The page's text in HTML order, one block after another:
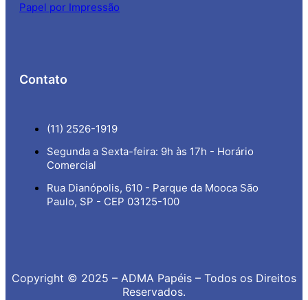
Papel por Impressão
Contato
(11) 2526-1919
Segunda a Sexta-feira: 9h às 17h - Horário
Comercial
Rua Dianópolis, 610 - Parque da Mooca São
Paulo, SP - CEP 03125-100
Copyright © 2025 – ADMA Papéis – Todos os Direitos
Reservados.